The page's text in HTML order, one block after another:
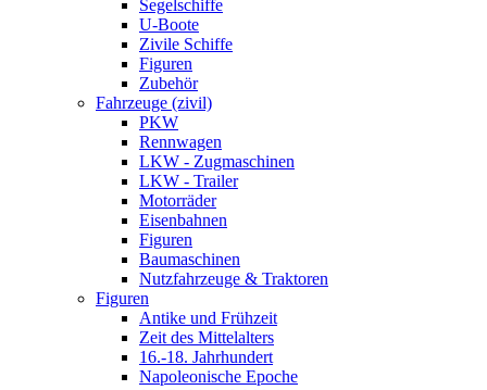
Segelschiffe
U-Boote
Zivile Schiffe
Figuren
Zubehör
Fahrzeuge (zivil)
PKW
Rennwagen
LKW - Zugmaschinen
LKW - Trailer
Motorräder
Eisenbahnen
Figuren
Baumaschinen
Nutzfahrzeuge & Traktoren
Figuren
Antike und Frühzeit
Zeit des Mittelalters
16.-18. Jahrhundert
Napoleonische Epoche